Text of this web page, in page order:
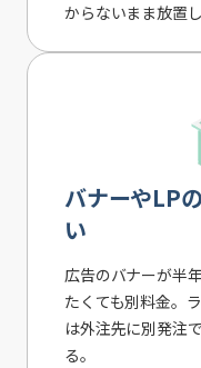
からないまま放置し
バナーやLP
い
広告のバナーが半
たくても別料金。
は外注先に別発注
る。